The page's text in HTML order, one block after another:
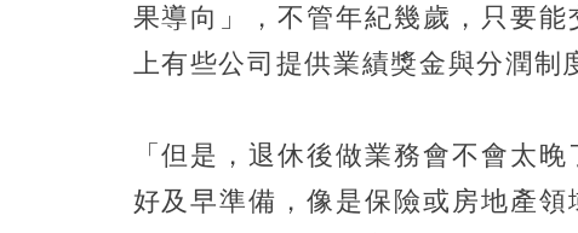
果導向」，不管年紀幾歲，只要
上有些公司提供業績獎金與分潤制
「但是，退休後做業務會不會太
好及早準備，像是保險或房地產